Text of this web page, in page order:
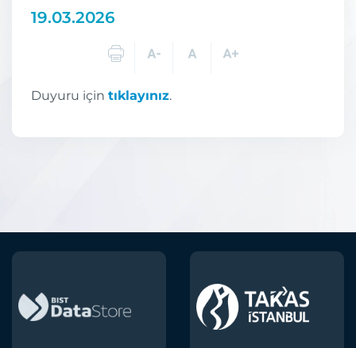
19.03.2026
Duyuru için tıklayınız.